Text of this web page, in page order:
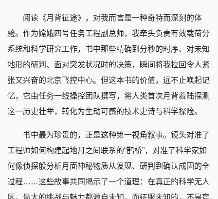
阅读《月背征途》，对我而言是一种奇特而深刻的体
验。作为嫦娥四号任务工程副总师，我牵头负责有效载荷分
系统和科学研究工作，书中那些精确到分秒的时序、对未知
地形的研判、面对突发状况时的决策，瞬间将我拉回令人紧
张又兴奋的北京飞控中心。但这本书的价值，远不止唤起记
忆，它由任务一线操控团队撰写，将人类首次月背着陆探测
这一历史壮举，转化为生动可感的技术史诗与科学探险。
书中最为珍贵的，正是这种第一视角叙事。镜头对准了
工程师如何构建起地月之间联系的“鹊桥”，对准了科学家如
何像侦探般分析月面神秘物质从发现、研判到确认成因的全
过程……这些故事共同揭示了一个道理：在真正的科学无人
区，最大的挑战与魅力都源自未知，而征服未知的，不是盲